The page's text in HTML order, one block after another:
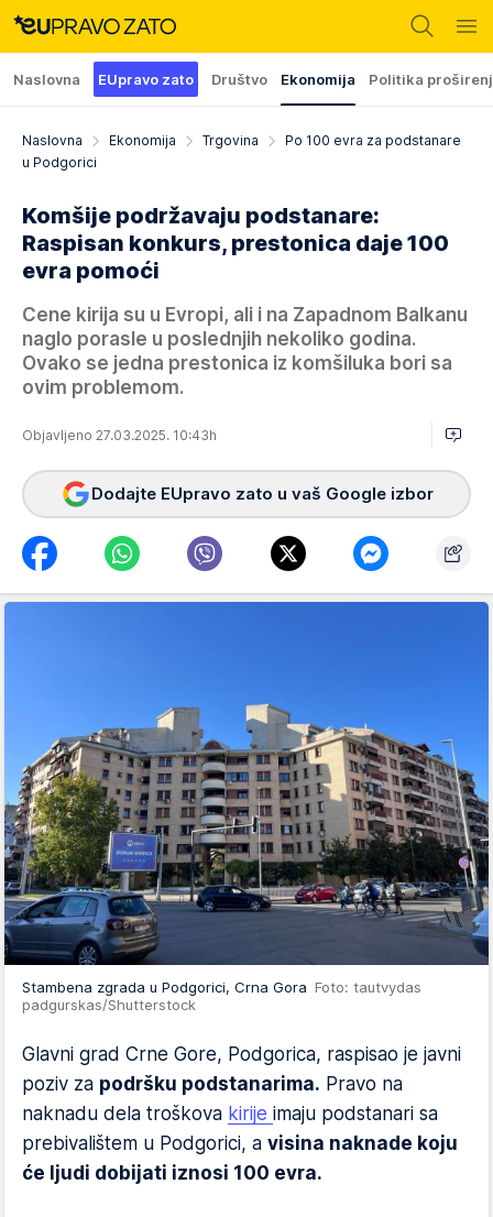
Naslovna EUpravo zato Društvo Ekonomija Politika
Naslovna Ekonomija Trgovina
Po 100 evra za podstanare
u Podgorici
Komšije podržavaju podstanare:
Raspisan konkurs, prestonica daje 100
evra pomoći
Cene kirija su u Evropi, ali i na Zapadnom Balkanu
naglo porasle u poslednjih nekoliko godina.
Ovako se jedna prestonica iz komšiluka bori sa
ovim problemom.
Objavljeno 27.03.2025. 10:43h
Dodajte EUpravo zato u vaš Google izbor
Stambena zgrada u Podgorici, Crna Gora Foto: tautvydas
padgurskas/Shutterstock
Glavni grad Crne Gore, Podgorica, raspisao je javni
poziv za podršku podstanarima. Pravo na
naknadu dela troškova kirije imaju podstanari sa
prebivalištem u Podgorici, a visina naknade koju
će ljudi dobijati iznosi 100 evra.